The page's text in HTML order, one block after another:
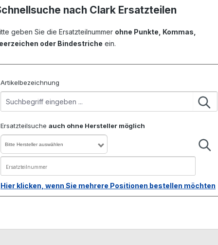
nach Clark Ersatzteilen
geben Sie die Ersatzteilnummer ohne Punkte, Kommas,
oder Bindestriche ein.
Artikelbezeichnung
Ersatzteilsuche auch ohne Hersteller möglich
Bitte Hersteller auswählen
Hier klicken, wenn Sie mehrere Positionen bestellen möchten